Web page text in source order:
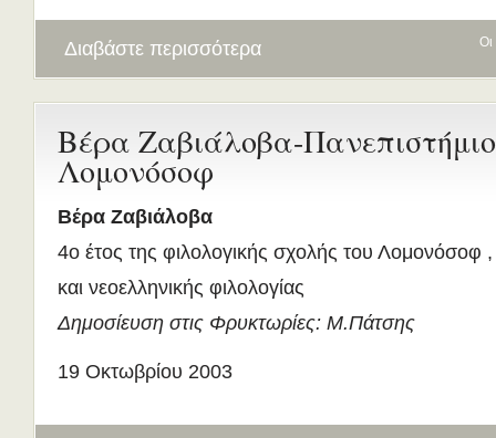
Οι
Διαβάστε περισσότερα
Βέρα Ζαβιάλοβα-Πανεπιστήμιο
Λομονόσοφ
Βέρα Ζαβιάλοβα
4ο έτος της φιλολογικής σχολής του Λομονόσοφ ,
και νεοελληνικής φιλολογίας
Δημοσίευση στις Φρυκτωρίες: Μ.Πάτσης
19 Οκτωβρίου 2003